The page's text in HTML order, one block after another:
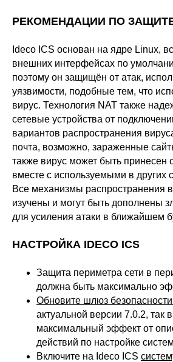
РЕКОМЕНДАЦИИ ПО
Ideco ICS основан на ядре Linux,
внешних интерфейсах по
поэтому он защищён от атак,
уязвимости, подобные тем, что
вирус. Технология NAT также
сетевые устройства от
вариантов распространения
почта, возможно, зараженные
также вирус может быть принесен
вместе с используемыми в других
Все механизмы распространения
изучены и могут быть дополнены
для усиления атаки в ближайшем
НАСТРОЙКА IDECO ICS
Защита периметра сети в
должна быть максимально
Обновите шлюз
актуальной версии 7.0.2, так
максимальный эффект от
действий по настройке
Включите на Ideco ICS